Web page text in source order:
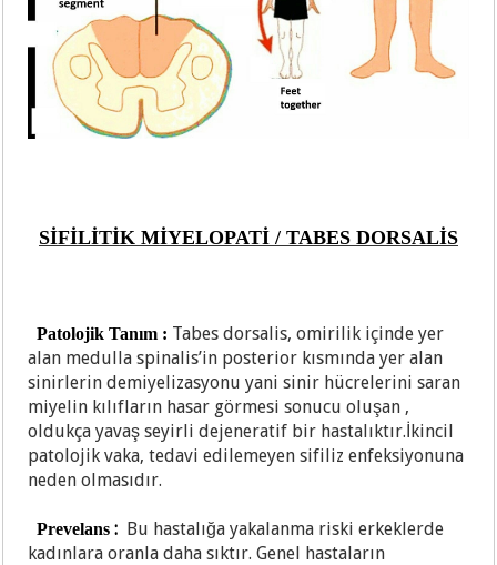
SİFİLİTİK MİYELOPATİ / TABES DORSALİS
Patolojik Tanım : Tabes dorsalis, omirilik içinde yer
alan medulla spinalis’in posterior kısmında yer alan
sinirlerin demiyelizasyonu yani sinir hücrelerini saran
miyelin kılıfların hasar görmesi sonucu oluşan ,
oldukça yavaş seyirli dejeneratif bir hastalıktır.İkincil
patolojik vaka, tedavi edilemeyen sifiliz enfeksiyonuna
neden olmasıdır.
Prevelans: Bu hastalığa yakalanma riski erkeklerde
kadınlara oranla daha sıktır. Genel hastaların